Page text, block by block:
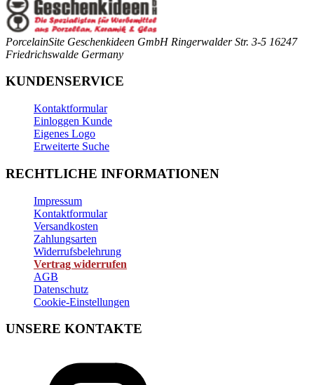
PorcelainSite Geschenkideen GmbH Ringerwalder Str. 3-5 16247
Friedrichswalde Germany
KUNDENSERVICE
Kontaktformular
Einloggen Kunde
Eigenes Logo
Erweiterte Suche
RECHTLICHE INFORMATIONEN
Impressum
Kontaktformular
Versandkosten
Zahlungsarten
Widerrufsbelehrung
Vertrag widerrufen
AGB
Datenschutz
Cookie-Einstellungen
UNSERE KONTAKTE